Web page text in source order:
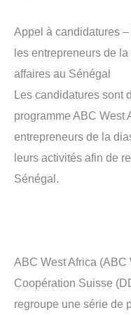
Appel à candidatures
les entrepreneurs de
affaires au Sénégal
Les candidatures sont
programme ABC West
entrepreneurs de la
leurs activités afin de
Sénégal.
ABC West Africa
Coopération Suisse
regroupe une série de